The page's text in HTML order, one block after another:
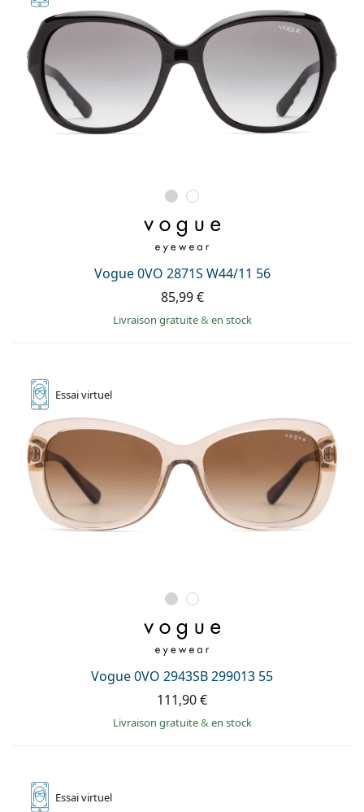
Vogue 0VO 2871S W44/11 56
85,99 €
Livraison gratuite& en stock
Essaivirtuel
Vogue 0VO 2943SB 299013 55
111,90 €
Livraison gratuite& en stock
Essaivirtuel